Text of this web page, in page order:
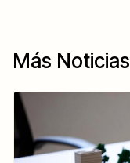
Más Noticias